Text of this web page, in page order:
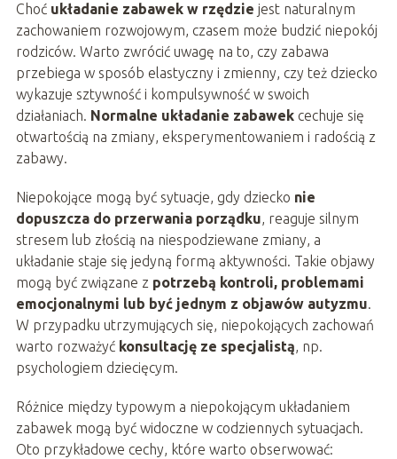
Choć układanie zabawek w rzędzie jest naturalnym
zachowaniem rozwojowym, czasem może budzić niepokój
rodziców. Warto zwrócić uwagę na to, czy zabawa
przebiega w sposób elastyczny i zmienny, czy też dziecko
wykazuje sztywność i kompulsywność w swoich
działaniach. Normalne układanie zabawekcechuje się
otwartością na zmiany, eksperymentowaniem i radością z
zabawy.
Niepokojące mogą być sytuacje, gdy dziecko nie
dopuszcza do przerwania porządku, reaguje silnym
stresem lub złością na niespodziewane zmiany, a
układanie staje się jedyną formą aktywności. Takie objawy
mogą być związane z potrzebą kontroli, problemami
emocjonalnymi lub być jednym z objawów autyzmu.
W przypadku utrzymujących się, niepokojących zachowań
warto rozważyć konsultację ze specjalistą, np.
psychologiem dziecięcym.
Różnice między typowym a niepokojącym układaniem
zabawek mogą być widoczne w codziennych sytuacjach.
Oto przykładowe cechy, które warto obserwować: